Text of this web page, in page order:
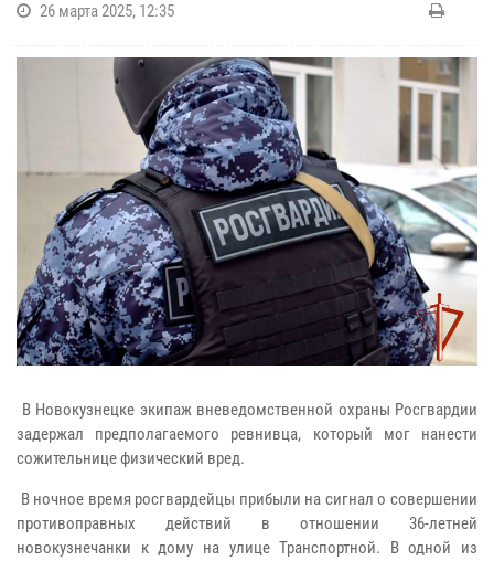
26 марта 2025, 12:35
В Новокузнецке экипаж вневедомственной охраны Росгвардии
задержал предполагаемого ревнивца, который мог нанести
сожительнице физический вред.
В ночное время росгвардейцы прибыли на сигнал о совершении
противоправных действий в отношении 36-летней
новокузнечанки к дому на улице Транспортной. В одной из